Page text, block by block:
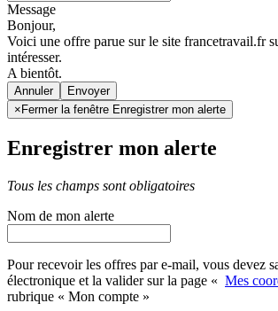
Message
Bonjour,
Voici une offre parue sur le site francetravail.fr
intéresser.
A bientôt.
Annuler
× Fermer la fenêtre Enregistrer mon alerte
Enregistrer mon alerte
Tous les champs sont obligatoires
Nom de mon alerte
Pour recevoir les offres par e-mail, vous devez
électronique et la valider sur la page « Mes
rubrique « Mon compte »